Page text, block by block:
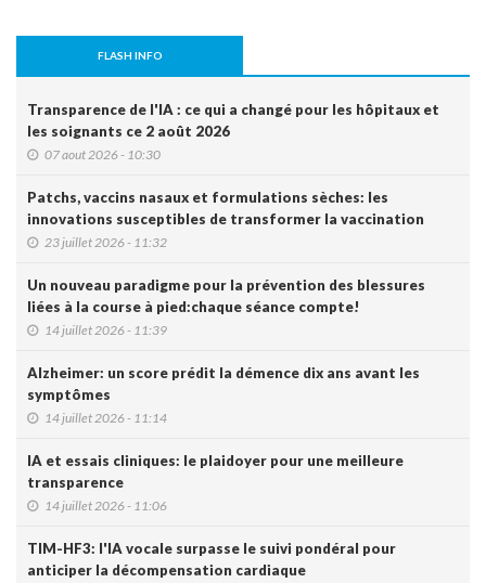
FLASH INFO
Transparence de l'IA : ce qui a changé pour les hôpitaux et
les soignants ce 2 août 2026
07 aout 2026 - 10:30
Patchs, vaccins nasaux et formulations sèches: les
innovations susceptibles de transformer la vaccination
23 juillet 2026 - 11:32
Un nouveau paradigme pour la prévention des blessures
liées à la course à pied:chaque séance compte!
14 juillet 2026 - 11:39
Alzheimer: un score prédit la démence dix ans avant les
symptômes
14 juillet 2026 - 11:14
IA et essais cliniques: le plaidoyer pour une meilleure
transparence
14 juillet 2026 - 11:06
TIM-HF3: l'IA vocale surpasse le suivi pondéral pour
anticiper la décompensation cardiaque